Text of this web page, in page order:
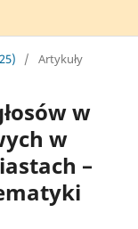
/ Artykuły
w
w
–